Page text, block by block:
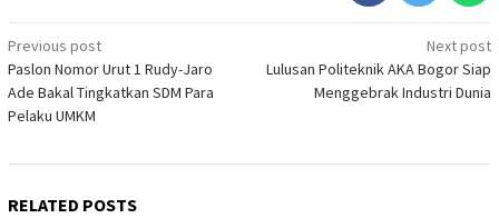
Post
navigation
Previous post
Paslon Nomor Urut 1 Rudy-Jaro
Ade Bakal Tingkatkan SDM Para
Pelaku UMKM
Next post
Lulusan Politeknik AKA Bogor Siap
Menggebrak Industri Dunia
RELATED POSTS